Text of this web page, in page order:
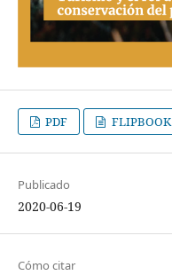
PDF FLIPBOOK
Publicado
2020-06-19
Cómo citar